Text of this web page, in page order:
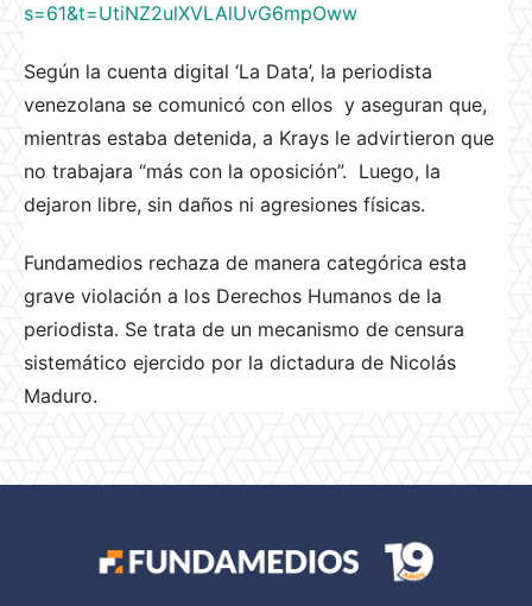
s=61&t=UtiNZ2ulXVLAlUvG6mpOww
Según la cuenta digital ‘La Data’, la periodista
venezolana se comunicó con ellos y aseguran que,
mientras estaba detenida, a Krays le advirtieron que
no trabajara “más con la oposición”. Luego, la
dejaron libre, sin daños ni agresiones físicas.
Fundamedios rechaza de manera categórica esta
grave violación a los Derechos Humanos de la
periodista. Se trata de un mecanismo de censura
sistemático ejercido por la dictadura de Nicolás
Maduro.